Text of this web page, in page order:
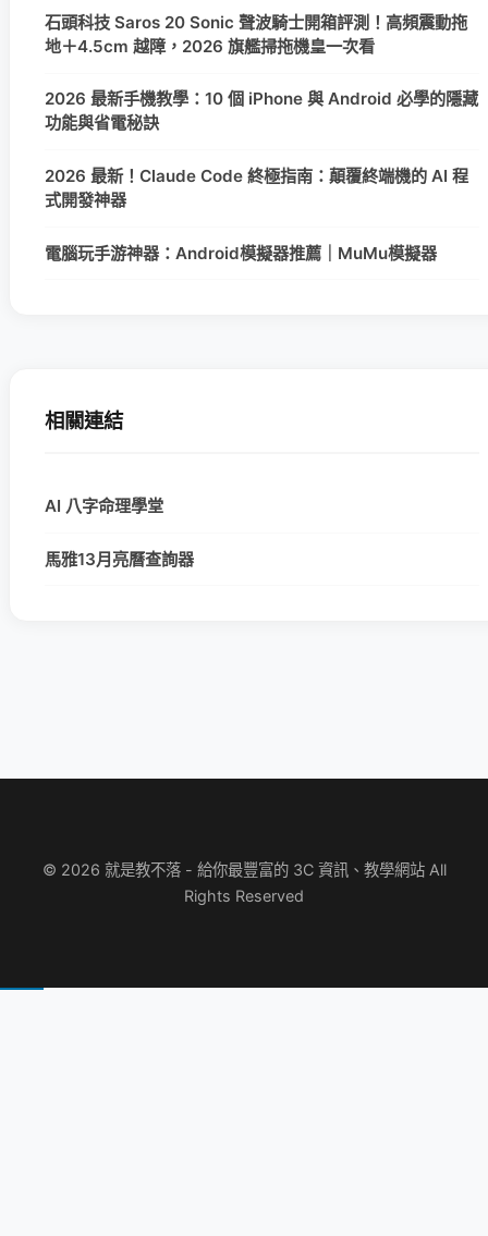
石頭科技 Saros 20 Sonic 聲波騎士開箱評測！高頻震動拖
地＋4.5cm 越障，2026 旗艦掃拖機皇一次看
2026 最新手機教學：10 個 iPhone 與 Android 必學的隱藏
功能與省電秘訣
2026 最新！Claude Code 終極指南：顛覆終端機的 AI 程
式開發神器
電腦玩手游神器：Android模擬器推薦｜MuMu模擬器
相關連結
AI 八字命理學堂
馬雅13月亮曆查詢器
© 2026 就是教不落 - 給你最豐富的 3C 資訊、教學網站 All
Rights Reserved